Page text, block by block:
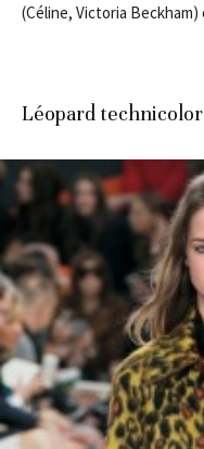
(Céline, Victoria
Léopard technicolor